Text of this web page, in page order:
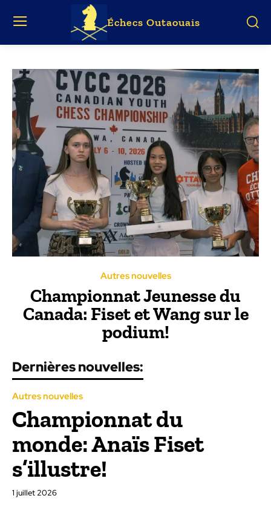
Échecs Outaouais
Dernières nouvelles:
Autres nouvelles
Championnat du
monde: Anaïs Fiset
s’illustre!
1 juillet 2026
Autres nouvelles
Championnat Jeunesse du
Canada: Fiset et Wang sur le
podium!